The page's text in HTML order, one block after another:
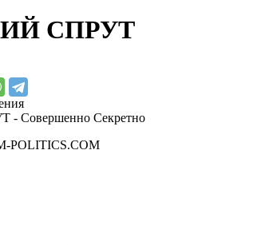
СПРУТ
POLITICS.COM